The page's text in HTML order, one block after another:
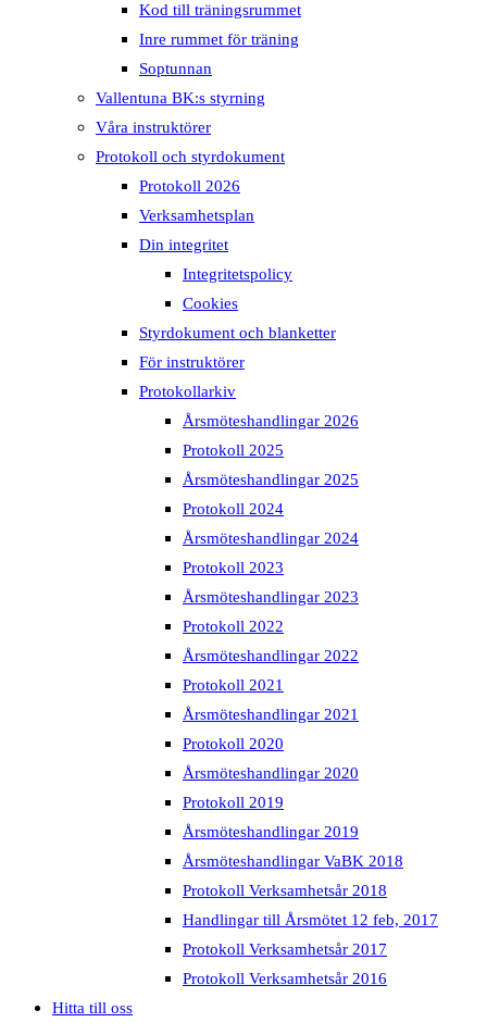
Kod till träningsrummet
Inre rummet för träning
Soptunnan
Vallentuna BK:s styrning
Våra instruktörer
Protokoll och styrdokument
Protokoll 2026
Verksamhetsplan
Din integritet
Integritetspolicy
Cookies
Styrdokument och blanketter
För instruktörer
Protokollarkiv
Årsmöteshandlingar 2026
Protokoll 2025
Årsmöteshandlingar 2025
Protokoll 2024
Årsmöteshandlingar 2024
Protokoll 2023
Årsmöteshandlingar 2023
Protokoll 2022
Årsmöteshandlingar 2022
Protokoll 2021
Årsmöteshandlingar 2021
Protokoll 2020
Årsmöteshandlingar 2020
Protokoll 2019
Årsmöteshandlingar 2019
Årsmöteshandlingar VaBK 2018
Protokoll Verksamhetsår 2018
Handlingar till Årsmötet 12 feb, 2017
Protokoll Verksamhetsår 2017
Protokoll Verksamhetsår 2016
Hitta till oss